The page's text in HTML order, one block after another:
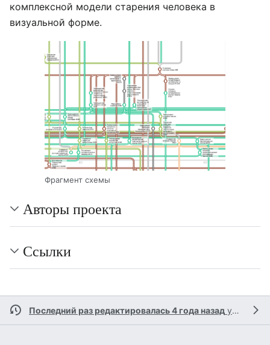
комплексной модели старения человека в
визуальной форме.
Фрагмент схемы
Авторы проекта
Ссылки
Последний раз редактировалась 4 года назад участником